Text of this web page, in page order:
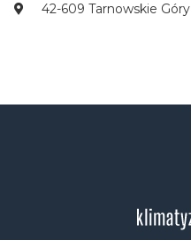
42-609 Tarnowskie Góry